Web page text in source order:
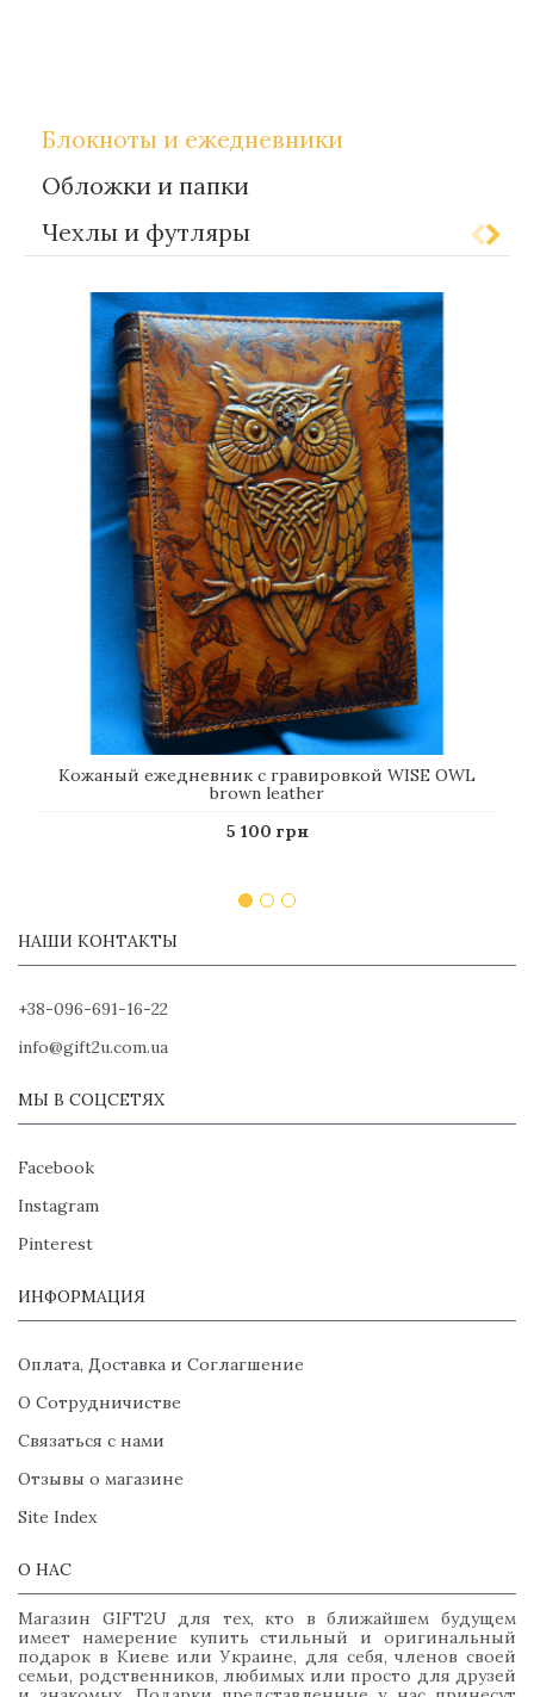
Блокноты и ежедневники
Обложки и папки
Чехлы и футляры
Кожаный ежедневник с гравировкой WISE OWL
brown leather
5 100 грн
НАШИ КОНТАКТЫ
+38-096-691-16-22
info@gift2u.com.ua
МЫ В СОЦСЕТЯХ
Facebook
Instagram
Pinterest
ИНФОРМАЦИЯ
Оплата, Доставка и Соглагшение
О Сотрудничистве
Связаться с нами
Отзывы о магазине
Site Index
О НАС
Магазин GIFT2U для тех, кто в ближайшем будущем
имеет намерение купить стильный и оригинальный
подарок в Киеве или Украине, для себя, членов своей
семьи, родственников, любимых или просто для друзей